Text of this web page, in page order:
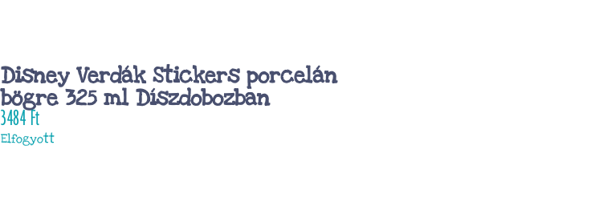
Disney Verdák Stickers porcelán
bögre 325 ml Díszdobozban
3484Ft
Elfogyott